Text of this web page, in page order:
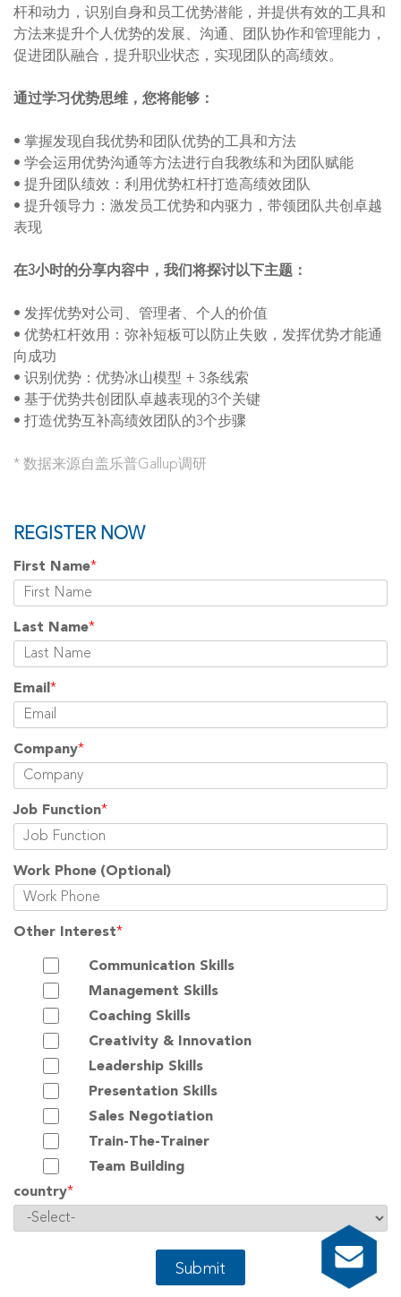
杆和动力，识别自身和员工优势潜能，并提供有效的工具和
方法来提升个人优势的发展、沟通、团队协作和管理能力，
促进团队融合，提升职业状态，实现团队的高绩效。
通过学习优势思维，您将能够：
• 掌握发现自我优势和团队优势的工具和方法
• 学会运用优势沟通等方法进行自我教练和为团队赋能
• 提升团队绩效：利用优势杠杆打造高绩效团队
• 提升领导力：激发员工优势和内驱力，带领团队共创卓越
表现
在3小时的分享内容中，我们将探讨以下主题：
• 发挥优势对公司、管理者、个人的价值
• 优势杠杆效用：弥补短板可以防止失败，发挥优势才能通
向成功
• 识别优势：优势冰山模型 + 3条线索
• 基于优势共创团队卓越表现的3个关键
• 打造优势互补高绩效团队的3个步骤
* 数据来源自盖乐普Gallup调研
REGISTER NOW
First Name*
Last Name*
Email *
Company*
Job Function*
Work Phone (Optional)
Other Interest*
Communication Skills
Management Skills
Coaching Skills
Creativity & Innovation
Leadership Skills
Presentation Skills
Sales Negotiation
Train-The-Trainer
Team Building
country*
Submit